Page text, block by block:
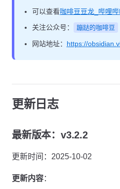
可以查看咖啡豆豆龙_哔哩哔
关注公众号：
蹦跶的咖啡豆
网站地址： https://
更新日志
最新版本：v3.2.2
更新时间：2025-10-02
更新内容：